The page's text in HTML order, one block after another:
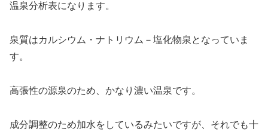
温泉分析表になります。
泉質はカルシウム・ナトリウム－塩化物泉となっていま
す。
高張性の源泉のため、かなり濃い温泉です。
成分調整のため加水をしているみたいですが、それでも十